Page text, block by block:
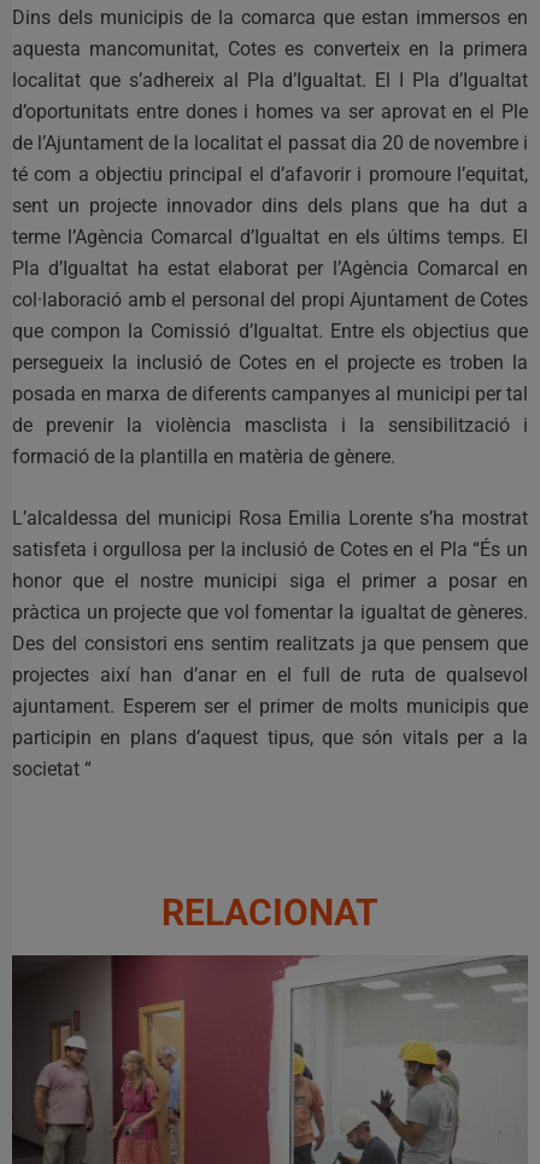
Dins dels municipis de la comarca que estan immersos en
aquesta mancomunitat, Cotes es converteix en la primera
localitat que s’adhereix al Pla d’Igualtat. El I Pla d’Igualtat
d’oportunitats entre dones i homes va ser aprovat en el Ple
de l’Ajuntament de la localitat el passat dia 20 de novembre i
té com a objectiu principal el d’afavorir i promoure l’equitat,
sent un projecte innovador dins dels plans que ha dut a
terme l’Agència Comarcal d’Igualtat en els últims temps. El
Pla d’Igualtat ha estat elaborat per l’Agència Comarcal en
col·laboració amb el personal del propi Ajuntament de Cotes
que compon la Comissió d’Igualtat. Entre els objectius que
persegueix la inclusió de Cotes en el projecte es troben la
posada en marxa de diferents campanyes al municipi per tal
de prevenir la violència masclista i la sensibilització i
formació de la plantilla en matèria de gènere.
L’alcaldessa del municipi Rosa Emilia Lorente s’ha mostrat
satisfeta i orgullosa per la inclusió de Cotes en el Pla “És un
honor que el nostre municipi siga el primer a posar en
pràctica un projecte que vol fomentar la igualtat de gèneres.
Des del consistori ens sentim realitzats ja que pensem que
projectes així han d’anar en el full de ruta de qualsevol
ajuntament. Esperem ser el primer de molts municipis que
participin en plans d’aquest tipus, que són vitals per a la
societat “
RELACIONAT